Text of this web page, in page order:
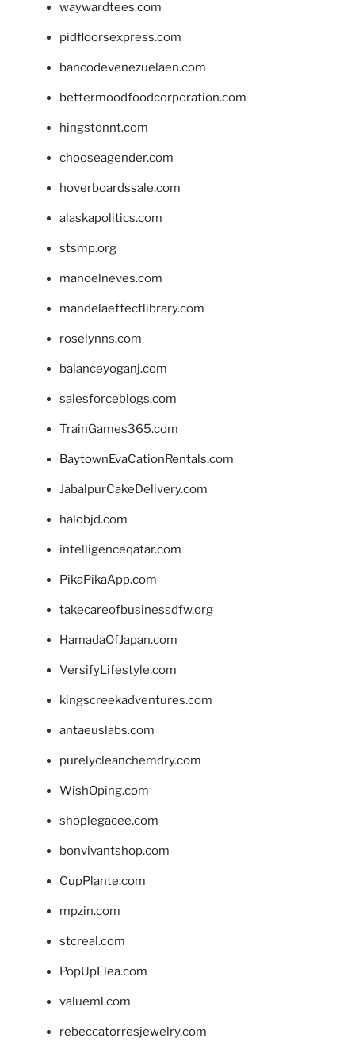
waywardtees.com
pidfloorsexpress.com
bancodevenezuelaen.com
bettermoodfoodcorporation.com
hingstonnt.com
chooseagender.com
hoverboardssale.com
alaskapolitics.com
stsmp.org
manoelneves.com
mandelaeffectlibrary.com
roselynns.com
balanceyoganj.com
salesforceblogs.com
TrainGames365.com
BaytownEvaCationRentals.com
JabalpurCakeDelivery.com
halobjd.com
intelligenceqatar.com
PikaPikaApp.com
takecareofbusinessdfw.org
HamadaOfJapan.com
VersifyLifestyle.com
kingscreekadventures.com
antaeuslabs.com
purelycleanchemdry.com
WishOping.com
shoplegacee.com
bonvivantshop.com
CupPlante.com
mpzin.com
stcreal.com
PopUpFlea.com
valueml.com
rebeccatorresjewelry.com